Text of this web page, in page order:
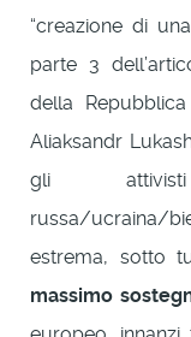
“creazione di
parte 3
della
Aliaksandr
gli attivisti
russa/ucraina/
estrema, sotto
massimo